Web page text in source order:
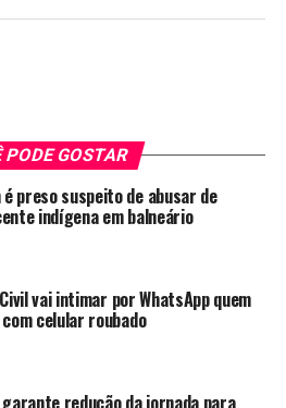
PODE GOSTAR
é preso suspeito de abusar de
indígena em balneário
vai intimar por WhatsApp quem
celular roubado
redução da jornada para